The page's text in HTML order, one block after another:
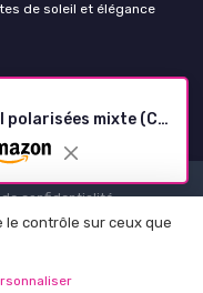
Canyon — Lunettes de soleil polarisées mixte (Cristal/Bleu)
de soleil et élégance
confidentialité
2026
le contrôle sur ceux que